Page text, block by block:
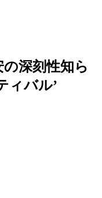
深刻性知ら
ィバル’